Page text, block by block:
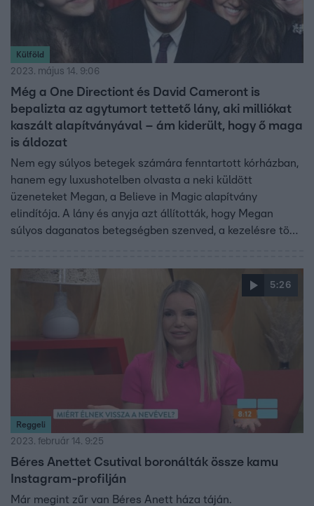
Külföld
2023. május 14. 9:06
Még a One Directiont és David Cameront is
bepalizta az agytumort tettető lány, aki milliókat
kaszált alapítványával – ám kiderült, hogy ő maga
is áldozat
Nem egy súlyos betegek számára fenntartott kórházban,
hanem egy luxushotelben olvasta a neki küldött
üzeneteket Megan, a Believe in Magic alapítvány
elindítója. A lány és anyja azt állították, hogy Megan
súlyos daganatos betegségben szenved, a kezelésre több
betegebb, mint a lánya – és itt már egyáltalán nem rákról
5:26
Reggeli
2023. február 14. 9:25
Béres Anettet Csutival boronálták össze kamu
Instagram-profilján
Már megint zűr van Béres Anett háza táján.